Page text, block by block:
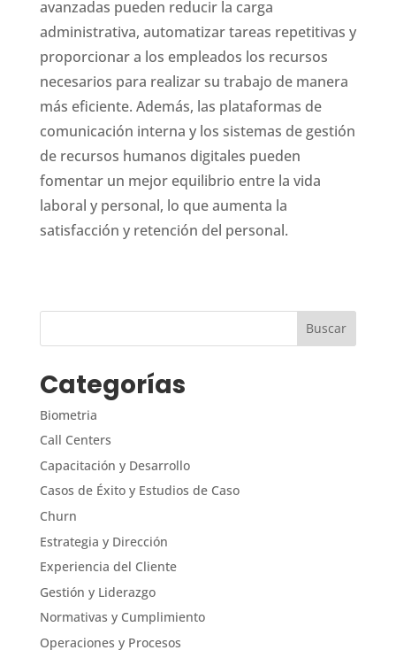
avanzadas pueden reducir la carga
administrativa, automatizar tareas repetitivas y
proporcionar a los empleados los recursos
necesarios para realizar su trabajo de manera
más eficiente. Además, las plataformas de
comunicación interna y los sistemas de gestión
de recursos humanos digitales pueden
fomentar un mejor equilibrio entre la vida
laboral y personal, lo que aumenta la
satisfacción y retención del personal.
Categorías
Biometria
Call Centers
Capacitación y Desarrollo
Casos de Éxito y Estudios de Caso
Churn
Estrategia y Dirección
Experiencia del Cliente
Gestión y Liderazgo
Normativas y Cumplimiento
Operaciones y Procesos